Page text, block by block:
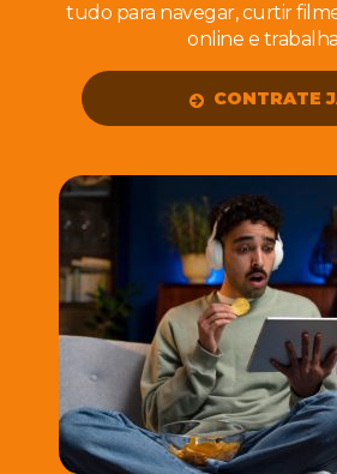
tudo para navegar, curtir
online e
CONTRATE